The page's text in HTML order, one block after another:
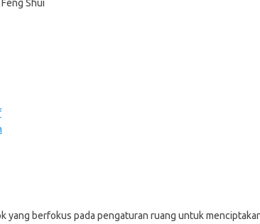
yang berfokus pada pengaturan ruang untuk